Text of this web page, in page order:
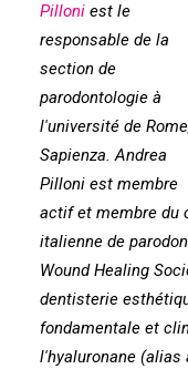
Pilloni est le
responsable de la
section de
parodontologie à
l'université de
Sapienza. Andrea
Pilloni est membre
actif et membre du
italienne de
Wound Healing
dentisterie
fondamentale et
l'hyaluronane (alias